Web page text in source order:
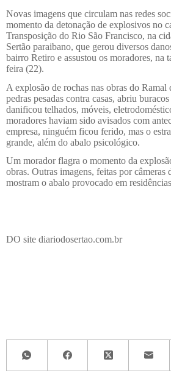
Novas imagens que circulam nas redes
momento da detonação de explosivos no
Transposição do Rio São Francisco, na
Sertão paraibano, que gerou diversos
bairro Retiro e assustou os moradores, na
feira (22).
A explosão de rochas nas obras do Ramal
pedras pesadas contra casas, abriu buracos
danificou telhados, móveis,
moradores haviam sido avisados com
empresa, ninguém ficou ferido, mas o
grande, além do abalo psicológico.
Um morador flagra o momento da
obras. Outras imagens, feitas por câmeras
mostram o abalo provocado em
DO site diariodosertao.com.br